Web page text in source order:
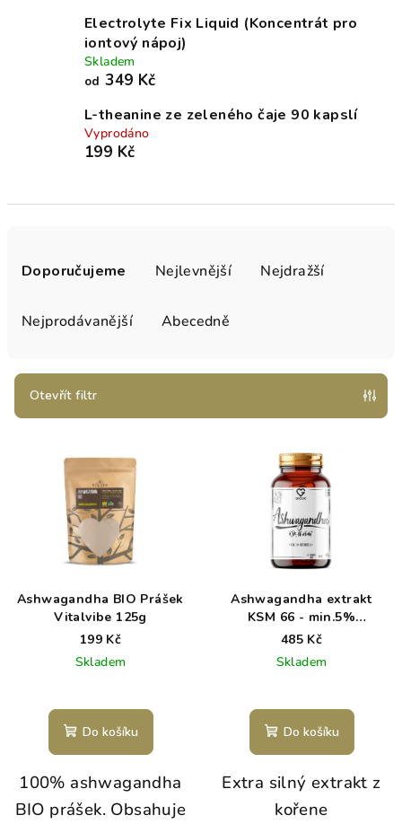
Electrolyte Fix Liquid (Koncentrát pro
iontový nápoj)
Skladem
od 349 Kč
L-theanine ze zeleného čaje 90 kapslí
Vyprodáno
199 Kč
r
Doporučujeme Nejlevnější Nejdražší
Nejprodávanější Abecedně
Otevřít filtr
rAshwagandha BIO Prášek
Vitalvibe 125g
199 Kč
Skladem
Do košíku
100% ashwagandha
BIO prášek. Obsahuje
Ashwagandha extrakt
KSM 66 - min.5%
whitanolid kapsle 60 ks
485 Kč
Skladem
Do košíku
Extra silný extrakt z
kořene